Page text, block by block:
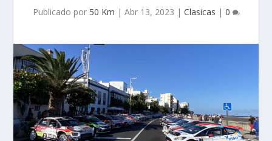
Publicado por 50 Km | Abr 13, 2023 | Clasicas | 0